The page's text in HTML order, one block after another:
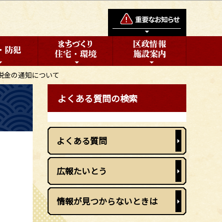
金の通知について
よくある質問の検索
よくある質問
広報たいとう
情報が見つからないときは